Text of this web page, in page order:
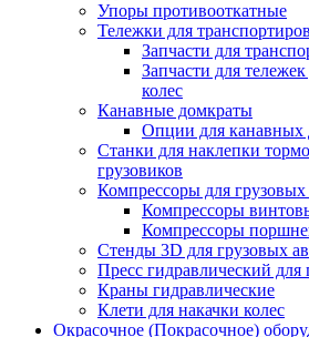
Упоры противооткатные
Тележки для
Запчасти для
Запчасти для
колес
Канавные домкраты
Опции для канавных
Станки для наклепки
грузовиков
Компрессоры для грузовых
Компрессоры
Компрессоры
Стенды 3D для грузовых
Пресс гидравлический для
Краны гидравлические
Клети для накачки колес
Окрасочное (Покрасочное)